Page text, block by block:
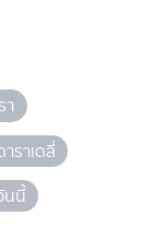
า
าราเดลี่
นนี้